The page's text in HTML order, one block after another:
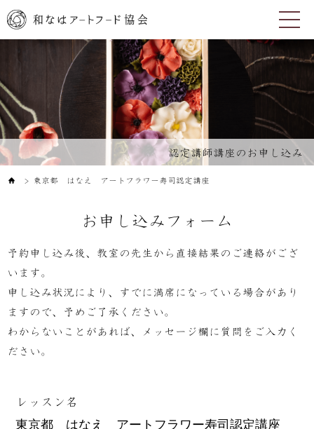
認定講師講座のお申し込み
＞ 東京都 はなえ アートフラワー寿司認定講座
お申し込みフォーム
予約申し込み後、教室の先生から直接結果のご連絡がござ
います。
申し込み状況により、すでに満席になっている場合があり
ますので、予めご了承ください。
わからないことがあれば、メッセージ欄に質問をご入力く
ださい。
レッスン名